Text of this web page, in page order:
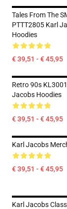
Tales From The
PTTT2805 Karl
Hoodies
€ 39,51 - € 45,95
Retro 90s
Jacobs Hoodies
€ 39,51 - € 45,95
Karl Jacobs
€ 39,51 - € 45,95
Karl Jacobs